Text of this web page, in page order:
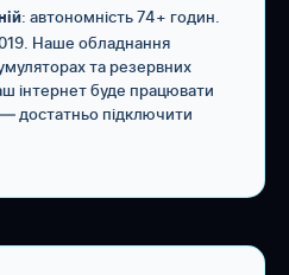
: автономність 74+ годин.
Наше обладнання
та резервних
інтернет буде працювати
— достатньо підключити